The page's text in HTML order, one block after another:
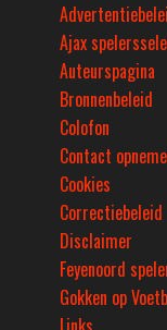
Ajax
Auteurspagina
Bronnenbeleid
Colofon
Contact
Cookies
Correctiebeleid
Disclaimer
Feyenoord
Gokken op